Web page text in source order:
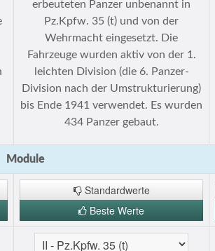
erbeuteten Panzer unbenannt in
Pz.Kpfw. 35 (t) und von der
Wehrmacht eingesetzt. Die
Fahrzeuge wurden aktiv von der 1.
leichten Division (die 6. Panzer-
Division nach der Umstrukturierung)
bis Ende 1941 verwendet. Es wurden
434 Panzer gebaut.
Module
Standardwerte
Beste Werte